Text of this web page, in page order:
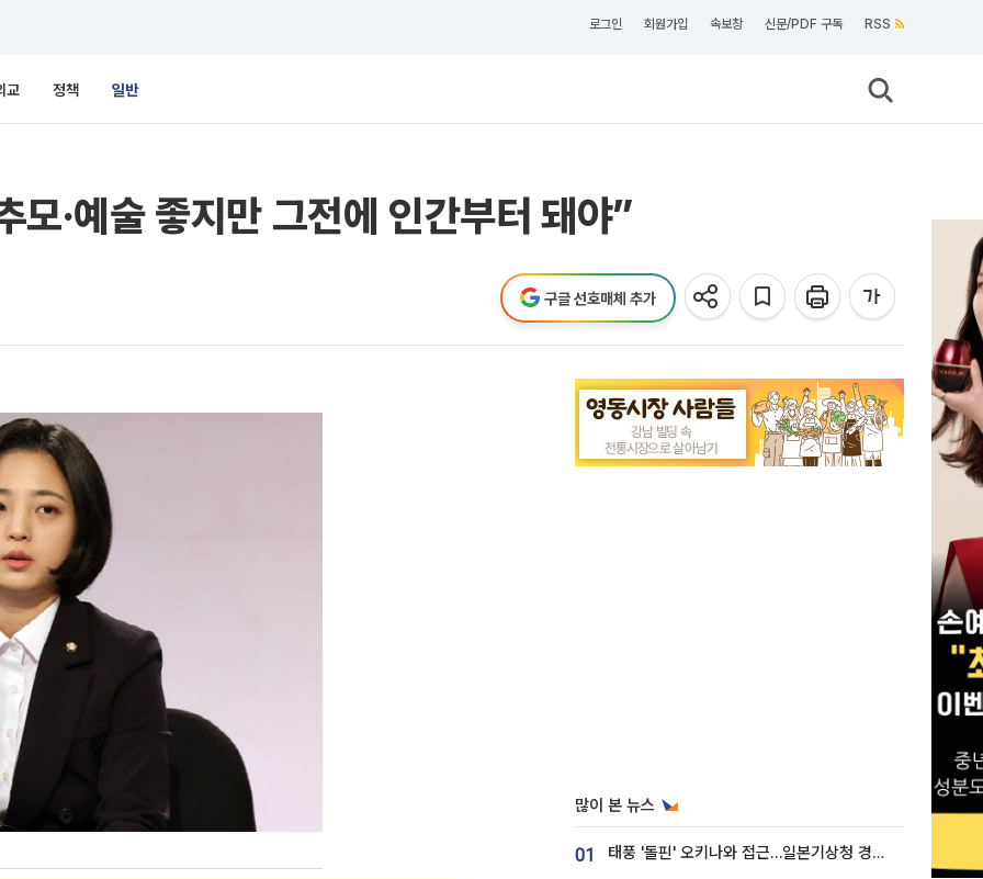
로그인 회원가입 속보창 신문/PDF 구독 RSS
교 정책 일반
모·예술 좋지만 그전에 인간부터 돼야”
구글 선호매체 추가
많이 본 뉴스
01 태풍 '돌핀' 오키나와 접근…일본기상청 경로 업데이트